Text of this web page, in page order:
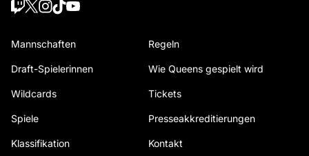
Mannschaften
Draft-Spielerinnen
Wildcards
Spiele
Klassifikation
Regeln
Wie Queens gespielt wird
Tickets
Presseakkreditierungen
Kontakt